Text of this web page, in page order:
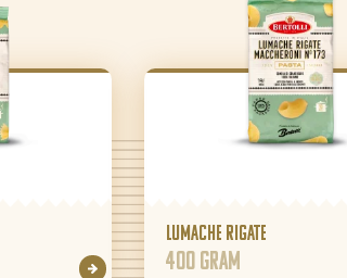
Lumache Rigate
400 gram